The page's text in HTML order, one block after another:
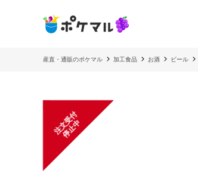
産直・通販のポケマル 加工食品 お酒 ビール
注
文
受
付
停
止
中